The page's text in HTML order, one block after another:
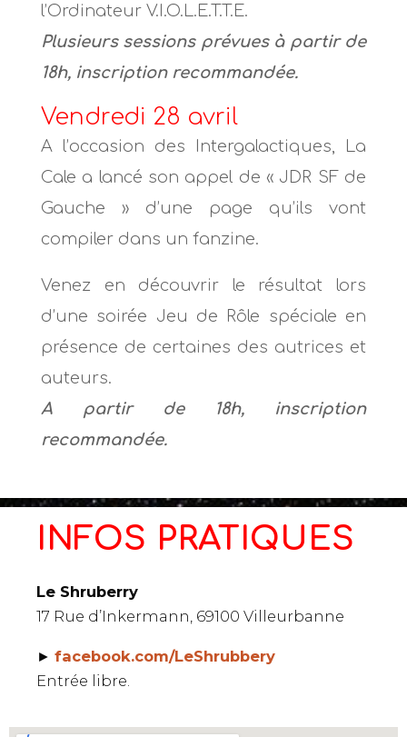
l’Ordinateur V.I.O.L.E.T.T.E.
Plusieurs sessions prévues à partir de
18h, inscription recommandée.
Vendredi 28 avril
A l’occasion des Intergalactiques, La
Cale a lancé son appel de « JDR SF de
Gauche » d’une page qu’ils vont
compiler dans un fanzine.
Venez en découvrir le résultat lors
d’une soirée Jeu de Rôle spéciale en
présence de certaines des autrices et
auteurs.
A partir de 18h, inscription
recommandée.
INFOS PRATIQUES
Le Shruberry
17 Rue d’Inkermann, 69100 Villeurbanne
► facebook.com/LeShrubbery
Entrée libre.